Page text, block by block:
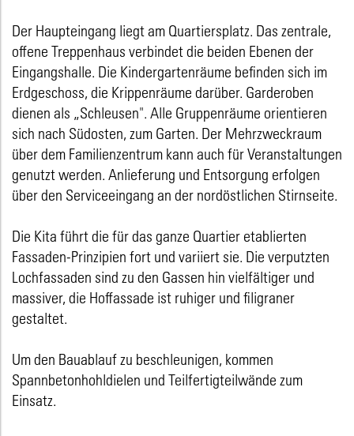
Der Haupteingang liegt am Quartiersplatz. Das zentrale,
offene Treppenhaus verbindet die beiden Ebenen der
Eingangshalle. Die Kindergartenräume befinden sich im
Erdgeschoss, die Krippenräume darüber. Garderoben
dienen als „Schleusen". Alle Gruppenräume orientieren
sich nach Südosten, zum Garten. Der Mehrzweckraum
über dem Familienzentrum kann auch für Veranstaltungen
genutzt werden. Anlieferung und Entsorgung erfolgen
über den Serviceeingang an der nordöstlichen Stirnseite.
Die Kita führt die für das ganze Quartier etablierten
Fassaden-Prinzipien fort und variiert sie. Die verputzten
Lochfassaden sind zu den Gassen hin vielfältiger und
massiver, die Hoffassade ist ruhiger und filigraner
gestaltet.
Um den Bauablauf zu beschleunigen, kommen
Spannbetonhohldielen und Teilfertigteilwände zum
Einsatz.